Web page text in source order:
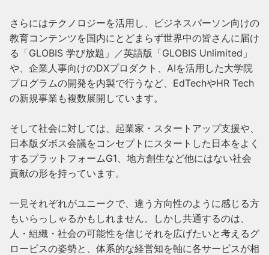
さらにはテクノロジーを活用し、ビジネスパーソン向けの
教育コンテンツを国内にとどまらず世界中の皆さんに届け
る「GLOBIS 学び放題」／英語版「GLOBIS Unlimited」
や、企業人事向けのDXプロダクト、AIを活用した大学院
プログラムの開発を内製で行うなど、EdTechやHR Tech
の新規事業も複数展開しています。
そして社会に対しては、起業家・スタートアップ支援や、
日本版ダボス会議をコンセプトにスタートした日本をよく
するプラットフォームG1、地方創生など他にはない社会
貢献の形を持っています。
一見それぞれがユニークで、違う方向性のように感じる方
もいらっしゃるかもしれません。しかし共通するのは、
人・組織・社会の可能性を信じそれを広げたいと考えるグ
ロービスの姿勢と、体系的な経営知を軸に各サービスが相